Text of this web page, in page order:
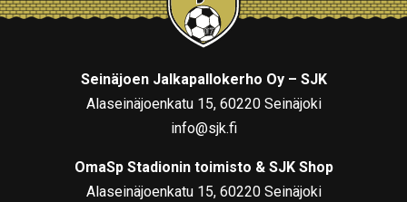
Seinäjoen Jalkapallokerho Oy – SJK
Alaseinäjoenkatu 15, 60220 Seinäjoki
info@sjk.fi
OmaSp Stadionin toimisto & SJK Shop
Alaseinäjoenkatu 15, 60220 Seinäjoki